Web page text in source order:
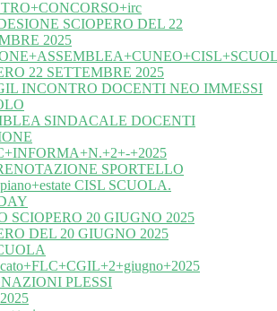
SCIOPERO DEL 22
2025
22 SETTEMBRE 2025
INCONTRO DOCENTI NEO IMMESSI
SINDACALE DOCENTI
+2025
SPORTELLO
CISL SCUOLA.
SCIOPERO 20 GIUGNO 2025
DEL 20 GIUGNO 2025
PLESSI